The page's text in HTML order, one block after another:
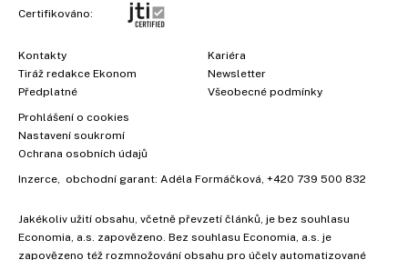
Certifikováno:
Kontakty
Tiráž redakce Ekonom
Předplatné
Kariéra
Newsletter
Všeobecné podmínky
Prohlášení o cookies
Nastavení soukromí
Ochrana osobních údajů
Inzerce , obchodní garant: Adéla Formáčková +420 739 500 832
Jakékoliv užití obsahu, včetně převzetí článků, je bez souhlasu
Economia, a.s. zapovězeno. Bez souhlasu Economia, a.s. je
zapovězeno též rozmnožování obsahu pro účely automatizované